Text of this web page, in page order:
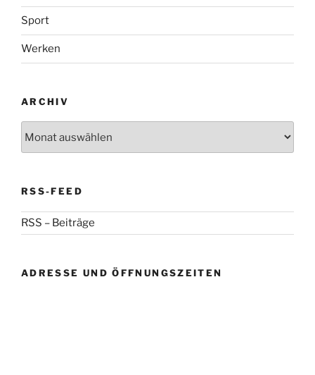
Sport
Werken
ARCHIV
RSS-FEED
RSS – Beiträge
ADRESSE UND ÖFFNUNGSZEITEN